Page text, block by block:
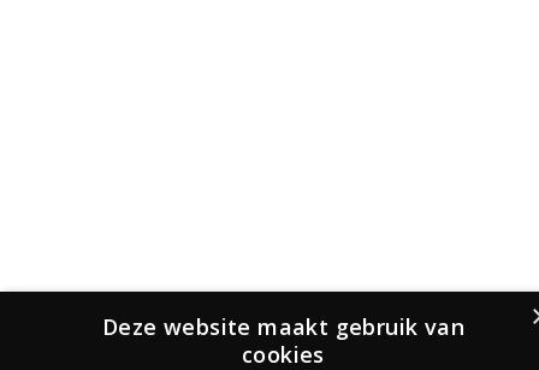
Deze website maakt gebruik van
cookies